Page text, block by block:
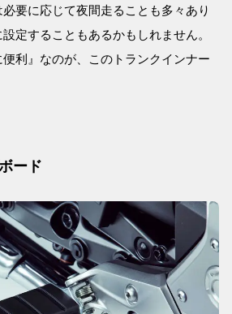
要に応じて夜間走ることも多々あり
定することもあるかもしれません。
利』なのが、このトランクインナー
ード